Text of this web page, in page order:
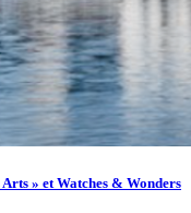
» et Watches & Wonders